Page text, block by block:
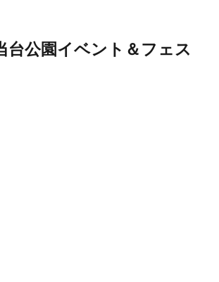
台公園イベント＆フェス